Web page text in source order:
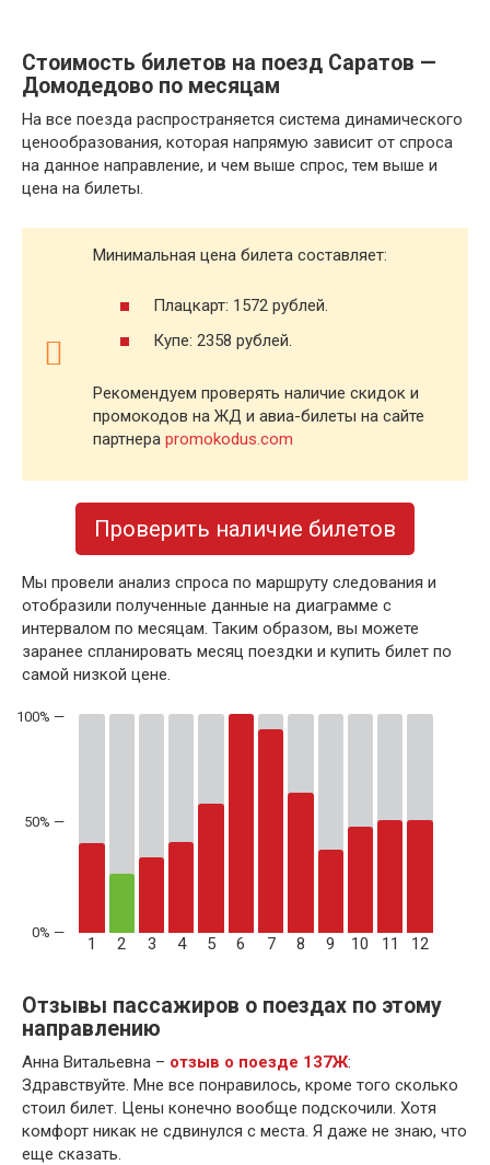
Стоимость билетов на поезд Саратов —
Домодедово по месяцам
На все поезда распространяется система динамического
ценообразования, которая напрямую зависит от спроса
на данное направление, и чем выше спрос, тем выше и
цена на билеты.
Минимальная цена билета составляет:
Плацкарт: 1572 рублей.
Купе: 2358 рублей.
Рекомендуем проверять наличие скидок и
промокодов на ЖД и авиа-билеты на сайте
партнера promokodus.com
Проверить наличие билетов
Мы провели анализ спроса по маршруту следования и
отобразили полученные данные на диаграмме с
интервалом по месяцам. Таким образом, вы можете
заранее спланировать месяц поездки и купить билет по
самой низкой цене.
50% —
1 2 3 4 5 6 7 8 9 10 11 12
Отзывы пассажиров о поездах по этому
направлению
Анна Витальевна – отзыв о поезде 137Ж:
Здравствуйте. Мне все понравилось, кроме того сколько
стоил билет. Цены конечно вообще подскочили. Хотя
комфорт никак не сдвинулся с места. Я даже не знаю, что
еще сказать.